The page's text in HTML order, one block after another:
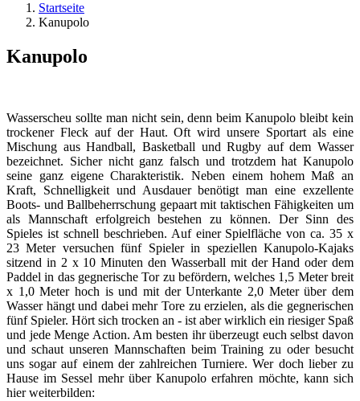
Startseite
Kanupolo
Kanupolo
Wasserscheu sollte man nicht sein, denn beim Kanupolo bleibt kein
trockener Fleck auf der Haut. Oft wird unsere Sportart als eine
Mischung aus Handball, Basketball und Rugby auf dem Wasser
bezeichnet. Sicher nicht ganz falsch und trotzdem hat Kanupolo
seine ganz eigene Charakteristik. Neben einem hohem Maß an
Kraft, Schnelligkeit und Ausdauer benötigt man eine exzellente
Boots- und Ballbeherrschung gepaart mit taktischen Fähigkeiten um
als Mannschaft erfolgreich bestehen zu können. Der Sinn des
Spieles ist schnell beschrieben. Auf einer Spielfläche von ca. 35 x
23 Meter versuchen fünf Spieler in speziellen Kanupolo-Kajaks
sitzend in 2 x 10 Minuten den Wasserball mit der Hand oder dem
Paddel in das gegnerische Tor zu befördern, welches 1,5 Meter breit
x 1,0 Meter hoch is und mit der Unterkante 2,0 Meter über dem
Wasser hängt und dabei mehr Tore zu erzielen, als die gegnerischen
fünf Spieler. Hört sich trocken an - ist aber wirklich ein riesiger Spaß
und jede Menge Action. Am besten ihr überzeugt euch selbst davon
und schaut unseren Mannschaften beim Training zu oder besucht
uns sogar auf einem der zahlreichen Turniere. Wer doch lieber zu
Hause im Sessel mehr über Kanupolo erfahren möchte, kann sich
hier weiterbilden: